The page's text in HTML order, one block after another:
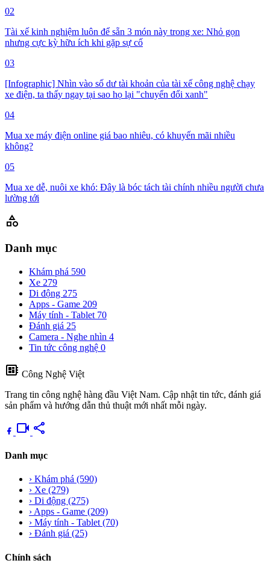
02
Tài xế kinh nghiệm luôn để sẵn 3 món này trong xe: Nhỏ gọn
nhưng cực kỳ hữu ích khi gặp sự cố
03
[Infographic] Nhìn vào số dư tài khoản của tài xế công nghệ chạy
xe điện, ta thấy ngay tại sao họ lại "chuyển đổi xanh"
04
Mua xe máy điện online giá bao nhiêu, có khuyến mãi nhiều
không?
05
Mua xe dễ, nuôi xe khó: Đây là bóc tách tài chính nhiều người chưa
lường tới
category
Danh mục
Khám phá 590
Xe 279
Di động 275
Apps - Game 209
Máy tính - Tablet 70
Đánh giá 25
Camera - Nghe nhìn 4
Tin tức công nghệ 0
developer_board Công Nghệ Việt
Trang tin công nghệ hàng đầu Việt Nam. Cập nhật tin tức, đánh giá
sản phẩm và hướng dẫn thủ thuật mới nhất mỗi ngày.
videocam share
Danh mục
› Khám phá (590)
› Xe (279)
› Di động (275)
› Apps - Game (209)
› Máy tính - Tablet (70)
› Đánh giá (25)
Chính sách